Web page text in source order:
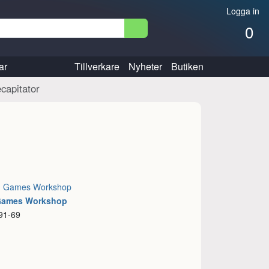
Logga in
0
Tillverkare Nyheter Butiken
Games Workshop
Workshop
69